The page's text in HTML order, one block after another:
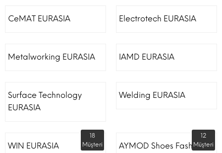
CeMAT EURASIA Electrotech EURASIA
Metalworking EURASIA IAMD EURASIA
Surface Technology
EURASIA
Welding EURASIA
WIN EURASIA
18
Müşteri
AYMOD Shoes Fashion
12
Müşteri